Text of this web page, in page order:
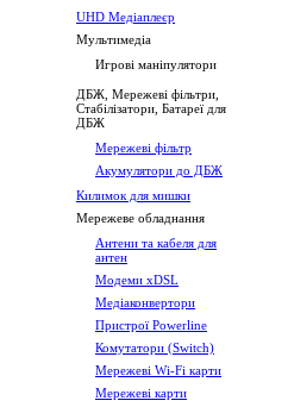
UHD Медіаплеєр
Мультимедіа
Игрові маніпулятори
ДБЖ, Мережеві фільтри,
Стабілізатори, Батареї для
ДБЖ
Мережеві фільтр
Акумулятори до ДБЖ
Килимок для мишки
Мережеве обладнання
Антени та кабеля для
антен
Модеми хDSL
Медіаконвертори
Пристрої Powerline
Комутатори (Switch)
Мережеві Wi-Fi карти
Мережеві карти